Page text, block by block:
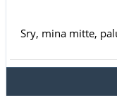
Sry, mina mitte,